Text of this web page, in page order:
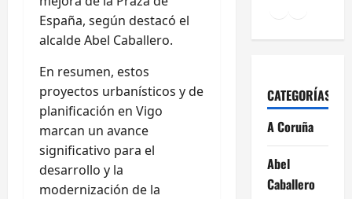
España, según destacó el
alcalde Abel Caballero.
En resumen, estos
proyectos urbanísticos y de
planificación en Vigo
marcan un avance
significativo para el
desarrollo y la
modernización de la
CATEGORÍAS
A Coruña
Abel
Caballero